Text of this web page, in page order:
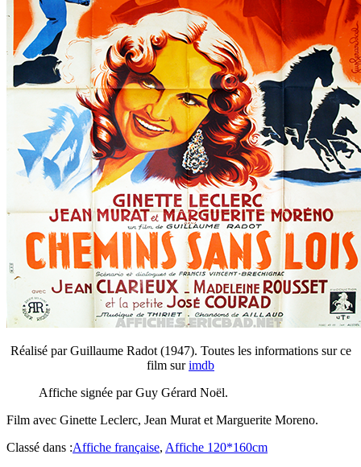
Réalisé par Guillaume Radot (1947). Toutes les informations sur ce
film surimdb
Affiche signée par Guy Gérard Noël.
Film avec Ginette Leclerc, Jean Murat et Marguerite Moreno.
Classé dans :Affiche française, Affiche 120*160cm